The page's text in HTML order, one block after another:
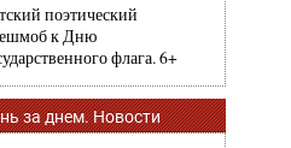
поэтический
к Дню
флага. 6+
за днем. Новости